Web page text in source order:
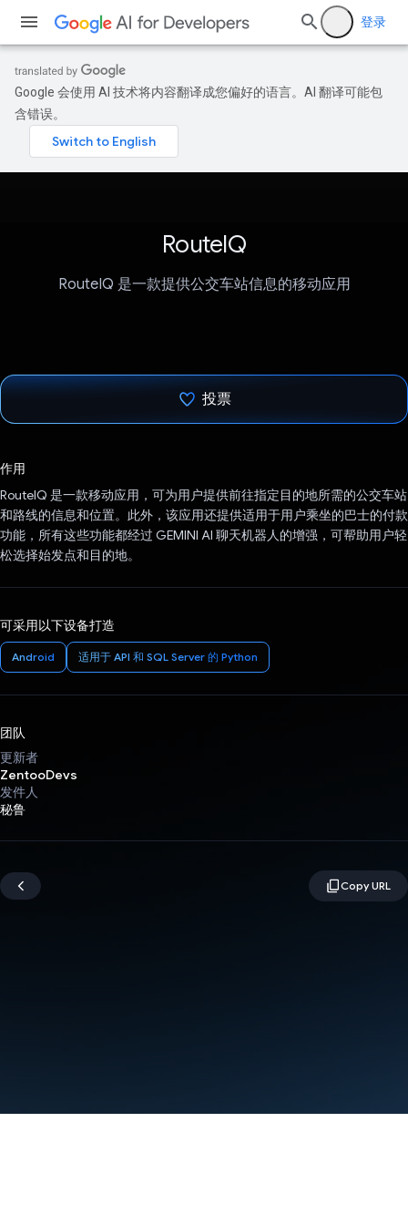
登录
Google 会使用 AI 技术将内容翻译成您偏好的语言。AI 翻译可能包
含错误。
RouteIQ
RouteIQ 是一款提供公交车站信息的移动应用
投票
作用
RouteIQ 是一款移动应用，可为用户提供前往指定目的地所需的公交车站
和路线的信息和位置。此外，该应用还提供适用于用户乘坐的巴士的付款
功能，所有这些功能都经过 GEMINI AI 聊天机器人的增强，可帮助用户轻
松选择始发点和目的地。
可采用以下设备打造
Android 适用于 API 和 SQL Server 的 Python
团队
更新者
ZentooDevs
发件人
秘鲁